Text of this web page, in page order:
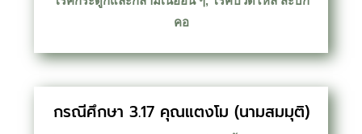
คอ
กรณีศึกษา 3.17 คุณแตงโม (นามสมมุติ)